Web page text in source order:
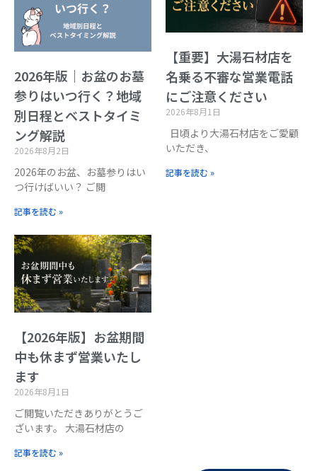
2026年版｜お盆のお墓
参りはいつ行く？地域
別日程とベストタイミ
ング解説
2026年8月2日
2026年のお盆、お墓参りはい
つ行けばいい？ ご閲
記事を読む »
【重要】大湯石材店を
名乗る不審な営業電話
にご注意ください
2026年8月1日
日頃より大湯石材店をご愛顧
いただき、
記事を読む »
【2026年版】お盆期間
中も休まず営業いたし
ます
2026年8月1日
ご閲覧いただきありがとうご
ざいます。 大湯石材店の
記事を読む »